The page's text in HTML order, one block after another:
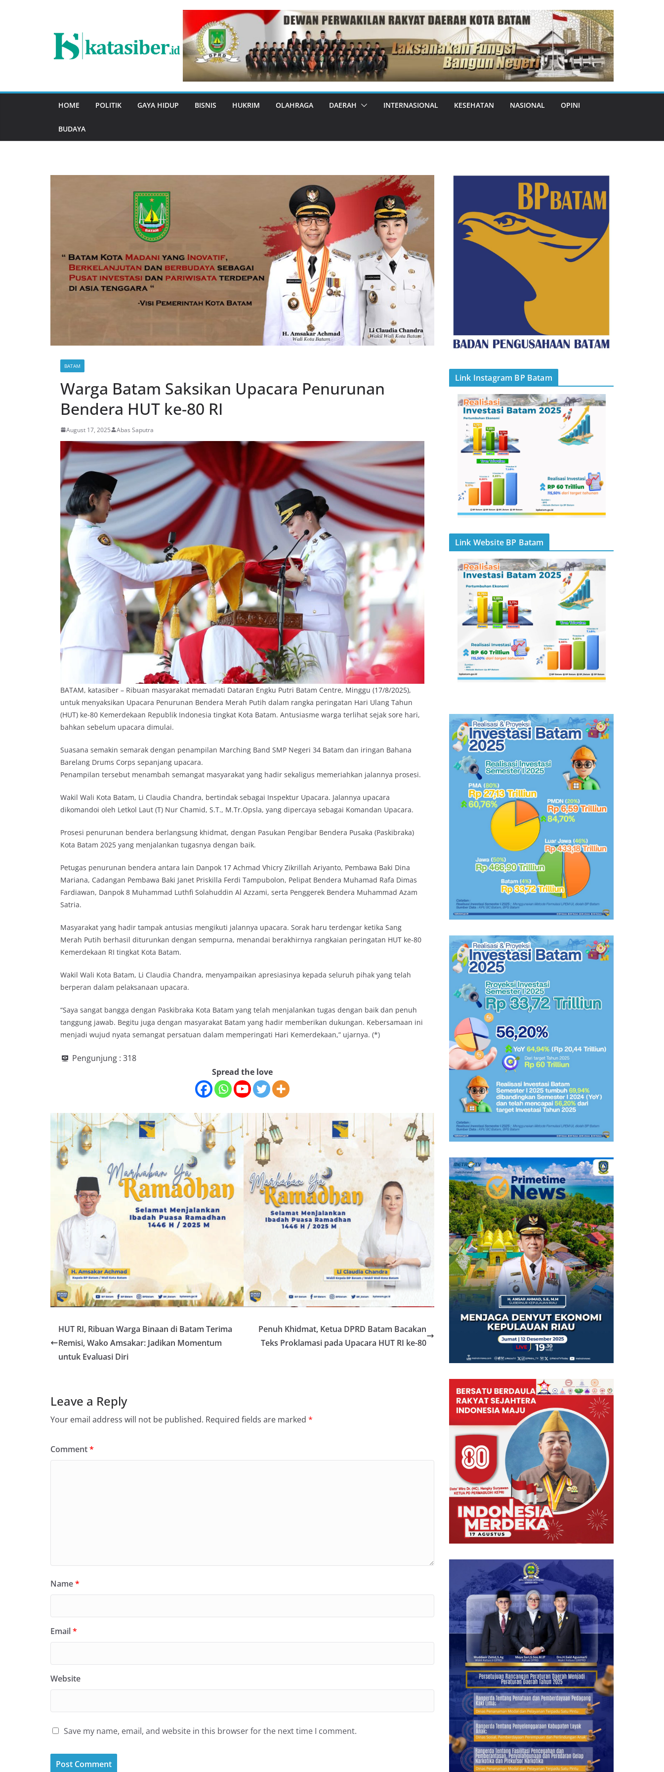
HOME POLITIK GAYA HIDUP BISNIS HUKRIM OLAHRAGA DAERAH INTERNASIONAL KESEHATAN NASIONAL OPINI
BUDAYA
BATAM
Warga Batam Saksikan Upacara Penurunan
Bendera HUT ke-80 RI
August 17, 2025 Abas Saputra
BATAM, katasiber – Ribuan masyarakat memadati Dataran Engku Putri Batam Centre, Minggu (17/8/2025),
untuk menyaksikan Upacara Penurunan Bendera Merah Putih dalam rangka peringatan Hari Ulang Tahun
(HUT) ke-80 Kemerdekaan Republik Indonesia tingkat Kota Batam. Antusiasme warga terlihat sejak sore hari,
bahkan sebelum upacara dimulai.
Suasana semakin semarak dengan penampilan Marching Band SMP Negeri 34 Batam dan iringan Bahana
Barelang Drums Corps sepanjang upacara.
Penampilan tersebut menambah semangat masyarakat yang hadir sekaligus memeriahkan jalannya prosesi.
Wakil Wali Kota Batam, Li Claudia Chandra, bertindak sebagai Inspektur Upacara. Jalannya upacara
dikomandoi oleh Letkol Laut (T) Nur Chamid, S.T., M.Tr.Opsla, yang dipercaya sebagai Komandan Upacara.
Prosesi penurunan bendera berlangsung khidmat, dengan Pasukan Pengibar Bendera Pusaka (Paskibraka)
Kota Batam 2025 yang menjalankan tugasnya dengan baik.
Petugas penurunan bendera antara lain Danpok 17 Achmad Vhicry Zikrillah Ariyanto, Pembawa Baki Dina
Mariana, Cadangan Pembawa Baki Janet Priskilla Ferdi Tampubolon, Pelipat Bendera Muhamad Rafa Dimas
Fardiawan, Danpok 8 Muhammad Luthfi Solahuddin Al Azzami, serta Penggerek Bendera Muhammad Azam
Satria.
Masyarakat yang hadir tampak antusias mengikuti jalannya upacara. Sorak haru terdengar ketika Sang
Merah Putih berhasil diturunkan dengan sempurna, menandai berakhirnya rangkaian peringatan HUT ke-80
Kemerdekaan RI tingkat Kota Batam.
Wakil Wali Kota Batam, Li Claudia Chandra, menyampaikan apresiasinya kepada seluruh pihak yang telah
berperan dalam pelaksanaan upacara.
“Saya sangat bangga dengan Paskibraka Kota Batam yang telah menjalankan tugas dengan baik dan penuh
tanggung jawab. Begitu juga dengan masyarakat Batam yang hadir memberikan dukungan. Kebersamaan ini
menjadi wujud nyata semangat persatuan dalam memperingati Hari Kemerdekaan,” ujarnya. (*)
Pengunjung : 318
Spread the love
HUT RI, Ribuan Warga Binaan di Batam Terima
Remisi, Wako Amsakar: Jadikan Momentum
untuk Evaluasi Diri
Penuh Khidmat, Ketua DPRD Batam Bacakan
Teks Proklamasi pada Upacara HUT RI ke-80
Leave a Reply
Your email address will not be published. Required fields are marked *
Comment*
Name*
Email*
Website
Save my name, email, and website in this browser for the next time I comment.
Link Instagram BP Batam
Link Website BP Batam